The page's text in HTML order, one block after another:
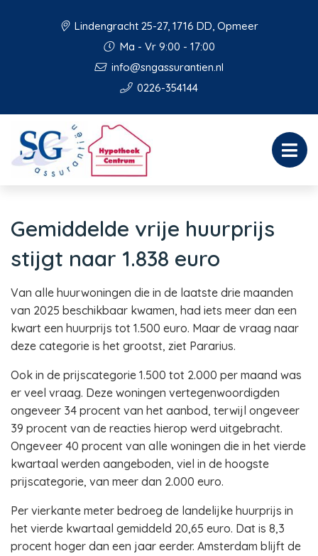
Lindengracht 25-27, 1716 DD, Opmeer
Ma - Vr 9:00 - 17:00
info@sngassurantien.nl
0226-354144
Gemiddelde vrije huurprijs
stijgt naar 1.838 euro
Van alle huurwoningen die in de laatste drie maanden
van 2025 beschikbaar kwamen, had iets meer dan een
kwart een huurprijs tot 1.500 euro. Maar de vraag naar
deze categorie is het grootst, ziet Pararius.
Ook in de prijscategorie 1.500 tot 2.000 per maand was
er veel vraag. Deze woningen vertegenwoordigden
ongeveer 34 procent van het aanbod, terwijl ongeveer
39 procent van de reacties hierop werd uitgebracht.
Ongeveer 40 procent van alle woningen die in het vierde
kwartaal werden aangeboden, viel in de hoogste
prijscategorie, van meer dan 2.000 euro.
Per vierkante meter bedroeg de landelijke huurprijs in
het vierde kwartaal gemiddeld 20,65 euro. Dat is 8,3
procent hoger dan een jaar eerder. Amsterdam blijft de